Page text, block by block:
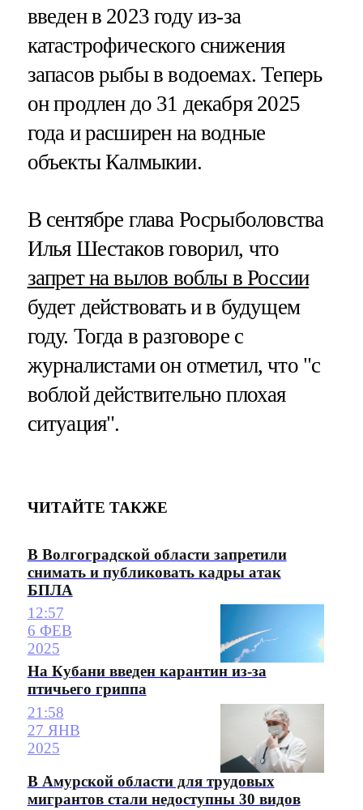
введен в 2023 году из-за
катастрофического снижения
запасов рыбы в водоемах. Теперь
он продлен до 31 декабря 2025
года и расширен на водные
объекты Калмыкии.
В сентябре глава Росрыболовства
Илья Шестаков говорил, что
запрет на вылов воблы в России
будет действовать и в будущем
году. Тогда в разговоре с
журналистами он отметил, что "с
воблой действительно плохая
ситуация".
ЧИТАЙТЕ ТАКЖЕ
В Волгоградской области запретили
снимать и публиковать кадры атак
БПЛА
12:57
6 ФЕВ
2025
На Кубани введен карантин из-за
птичьего гриппа
21:58
27 ЯНВ
2025
В Амурской области для трудовых
мигрантов стали недоступны 30 видов